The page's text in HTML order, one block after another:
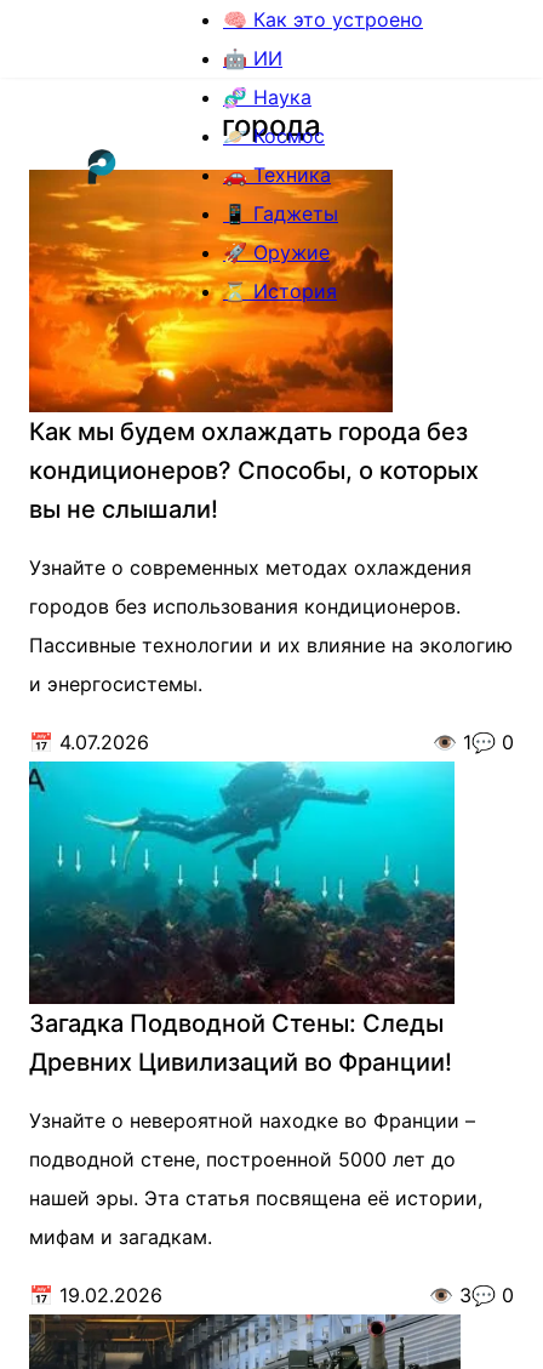
🧠 Как это устроено
🤖 ИИ
🧬 Наука
🪐 Космос
🚗 Техника
📱 Гаджеты
🚀 Оружие
⏳ История
города
Как мы будем охлаждать города без
кондиционеров? Способы, о которых
вы не слышали!
Узнайте о современных методах охлаждения
городов без использования кондиционеров.
Пассивные технологии и их влияние на экологию
и энергосистемы.
📅 4.07.2026 👁️ 1💬 0
Загадка Подводной Стены: Следы
Древних Цивилизаций во Франции!
Узнайте о невероятной находке во Франции –
подводной стене, построенной 5000 лет до
нашей эры. Эта статья посвящена её истории,
мифам и загадкам.
📅 19.02.2026 👁️ 3💬 0